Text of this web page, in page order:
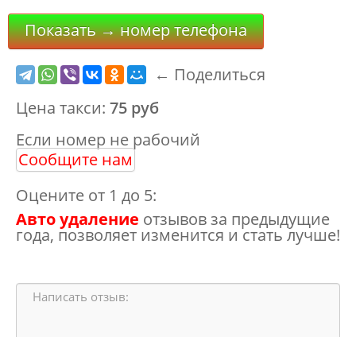
Показать → номер телефона
← Поделиться
Цена такси: 75 руб
Если номер не рабочий
Сообщите нам
Оцените от 1 до 5:
Авто удаление отзывов за предыдущие
года, позволяет изменится и стать лучше!